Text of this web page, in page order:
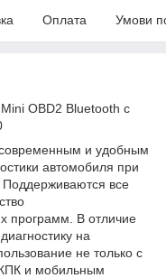
Оплата Умови
OBD2 Bluetooth c
и удобным
автомобиля при
все
программ. В отличие
на
не только с
и мобильным